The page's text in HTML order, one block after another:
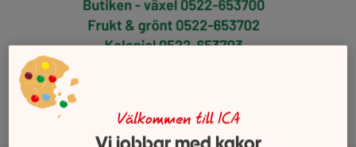
Välkommen till ICA